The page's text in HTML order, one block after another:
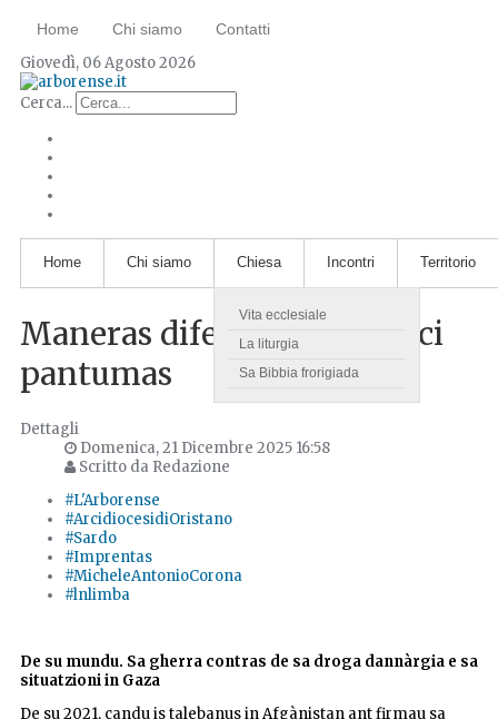
Home Chi siamo Contatti
Giovedì, 06 Agosto 2026
Cerca...
Home Chi siamo Chiesa
Vita ecclesiale
La liturgia
Sa Bibbia frorigiada
Incontri Territorio
Maneras diferentis de cresci
pantumas
Dettagli
Domenica, 21 Dicembre 2025 16:58
Scritto da Redazione
#L'Arborense
#ArcidiocesidiOristano
#Sardo
#Imprentas
#MicheleAntonioCorona
#lnlimba
De su mundu. Sa gherra contras de sa droga dannàrgia e sa
situatzioni in Gaza
De su 2021, candu is talebanus in Afgànistan ant firmau sa